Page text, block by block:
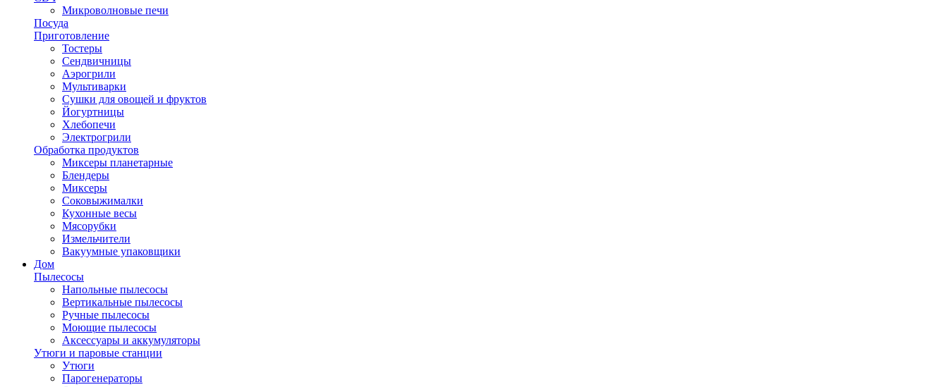
Микроволновые печи
Посуда
Приготовление
Тостеры
Сендвичницы
Аэрогрили
Мультиварки
Сушки для овощей и фруктов
Йогуртницы
Хлебопечи
Электрогрили
Обработка продуктов
Миксеры планетарные
Блендеры
Миксеры
Соковыжималки
Кухонные весы
Мясорубки
Измельчители
Вакуумные упаковщики
Дом
Пылесосы
Напольные пылесосы
Вертикальные пылесосы
Ручные пылесосы
Моющие пылесосы
Аксессуары и аккумуляторы
Утюги и паровые станции
Утюги
Парогенераторы